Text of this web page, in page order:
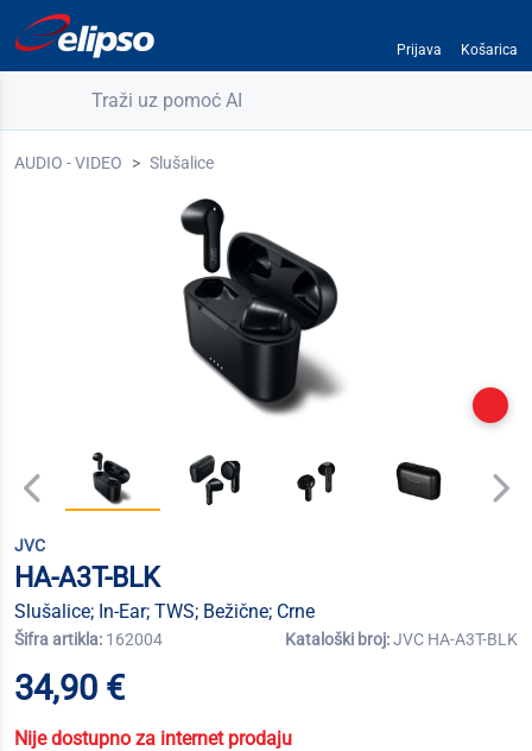
Prijava Košarica
Traži uz pomoć AI
AUDIO - VIDEO Slušalice
JVC
HA-A3T-BLK
Slušalice; In-Ear; TWS; Bežične; Crne
Šifra artikla: 162004 Kataloški broj:JVC HA-A3T-BLK
34,90 €
Nije dostupno za internet prodaju